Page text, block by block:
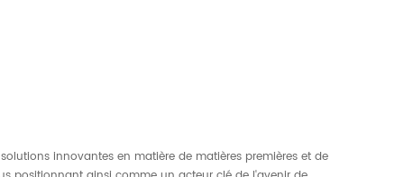
innovantes en matière de matières premières et de